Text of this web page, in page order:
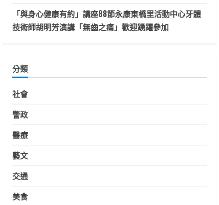
「與身心健康有約」講座88節永康東橋里活動中心牙體
技術師胡明芳演講「無齒之痛」歡迎踴躍參加
分類
社會
警政
醫療
藝文
交通
美食